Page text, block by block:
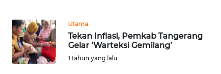
Utama
Tekan Inflasi, Pemkab Tangerang
Gelar ‘Warteksi Gemilang’
1 tahun yang lalu
SUMEDANG
WN
CIANJUR